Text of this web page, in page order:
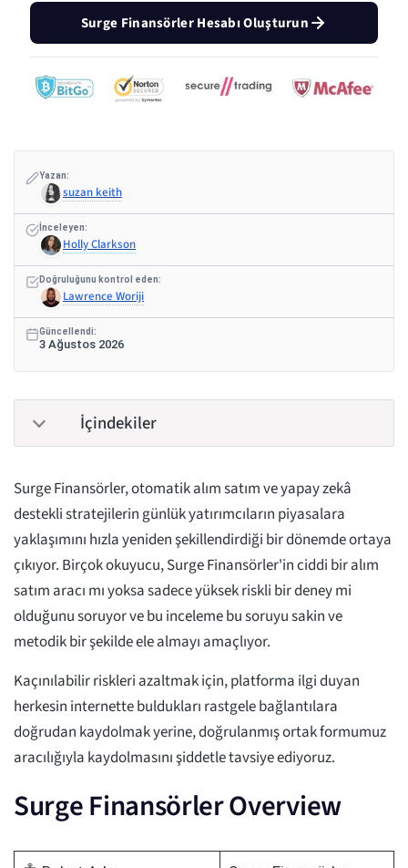
Surge Finansörler Hesabı Oluşturun
Yazan:
suzan keith
İnceleyen:
Holly Clarkson
Doğruluğunu kontrol eden:
Lawrence Woriji
Güncellendi:
3 Ağustos 2026
İçindekiler
Surge Finansörler, otomatik alım satım ve yapay zekâ
destekli stratejilerin günlük yatırımcıların piyasalara
yaklaşımını hızla yeniden şekillendirdiği bir dönemde ortaya
çıkıyor. Birçok okuyucu, Surge Finansörler'in ciddi bir alım
satım aracı mı yoksa sadece yüksek riskli bir deney mi
olduğunu soruyor ve bu inceleme bu soruyu sakin ve
metodik bir şekilde ele almayı amaçlıyor.
Kaçınılabilir riskleri azaltmak için, platforma ilgi duyan
herkesin internette buldukları rastgele bağlantılara
doğrudan kaydolmak yerine, doğrulanmış ortak formumuz
aracılığıyla kaydolmasını şiddetle tavsiye ediyoruz.
Surge Finansörler Overview